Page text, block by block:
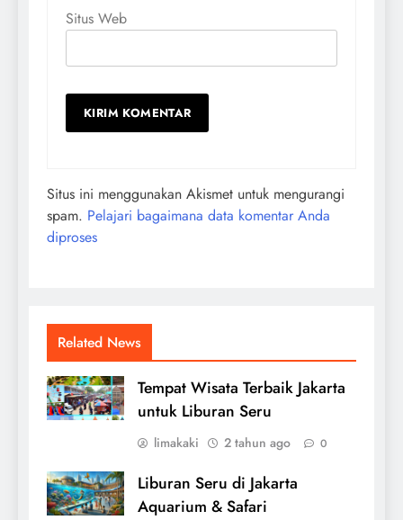
Situs Web
Situs ini menggunakan Akismet untuk mengurangi
spam. Pelajari bagaimana data komentar Anda
diproses
Related News
Tempat Wisata Terbaik Jakarta
untuk Liburan Seru
limakaki 2 tahun ago 0
Liburan Seru di Jakarta
Aquarium & Safari